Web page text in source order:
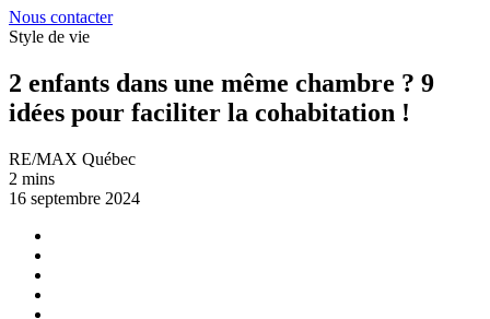
Nous contacter
Style de vie
2 enfants dans une même chambre ? 9
idées pour faciliter la cohabitation !
RE/MAX Québec
2 mins
16 septembre 2024